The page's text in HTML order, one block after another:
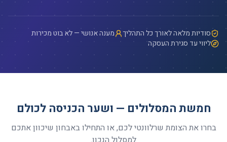
סודיות מלאה לאורך כל התהליך
מענה אנושי — לא בוט מכירות
ליווי עד סגירת העסקה
חמשת המסלולים — ושער הכניסה לכולם
בחרו את הצומת שרלוונטי לכם, או התחילו באבחון שיכוון אתכם